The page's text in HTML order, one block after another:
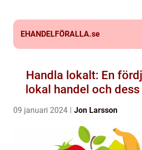
EHANDELFÖRALLA.se
Handla lokalt: En
lokal handel och
09 januari 2024 Jon Larsson